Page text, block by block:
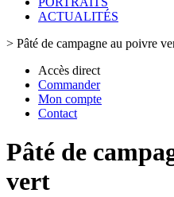
ACTUALITÉS
> Pâté de campagne au poivre
Accès direct
Commander
Mon compte
Contact
Pâté de
vert